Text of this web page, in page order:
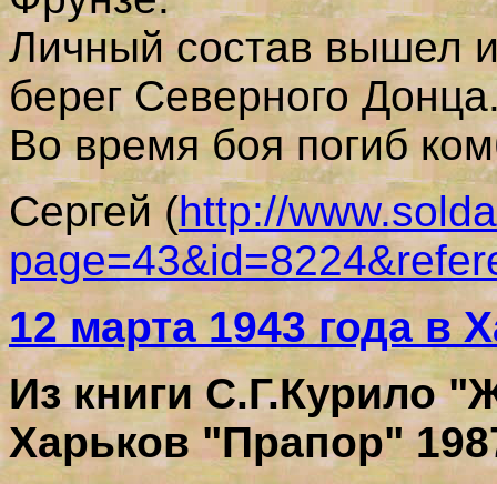
Личный состав вышел
берег Северного
Во время боя погиб
Сергей (http://
12 марта 1943 года в
Из книги С.Г.Курило
Харьков "Прапор"